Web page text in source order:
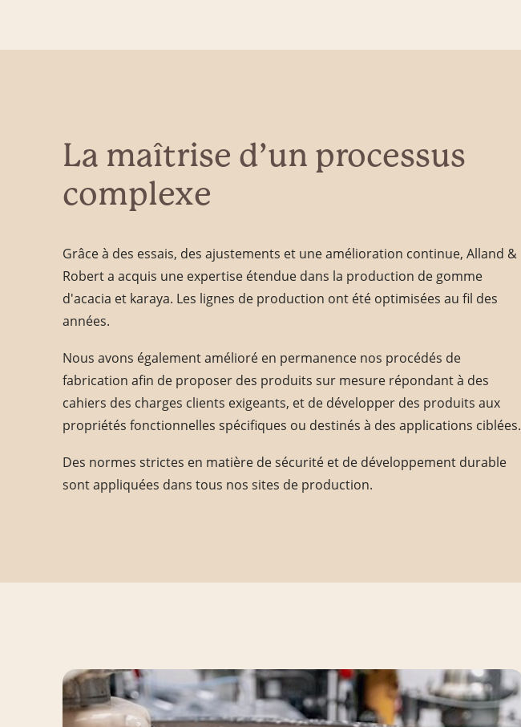
La maîtrise d’un processus
complexe
Grâce à des essais, des ajustements et une amélioration continue, Alland &
Robert a acquis une expertise étendue dans la production de gomme
d'acacia et karaya. Les lignes de production ont été optimisées au fil des
années.
Nous avons également amélioré en permanence nos procédés de
fabrication afin de proposer des produits sur mesure répondant à des
cahiers des charges clients exigeants, et de développer des produits aux
propriétés fonctionnelles spécifiques ou destinés à des applications ciblées.
Des normes strictes en matière de sécurité et de développement durable
sont appliquées dans tous nos sites de production.